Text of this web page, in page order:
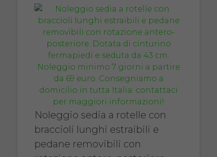
Noleggio sedia a rotelle con
braccioli lunghi estraibili e
pedane removibili con